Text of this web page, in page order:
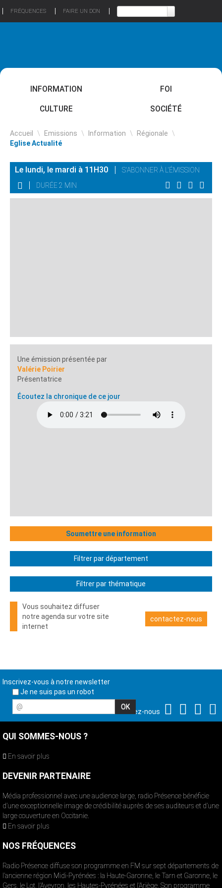
FRÉQUENCES FAIRE UN DON
INFORMATION FOI
CULTURE SOCIÉTÉ
Accueil \ Emissions \ Information \ Régionale \
Eglise Actualité
Le lundi, le mardi à 11H30
S'ABONNER À L'ÉMISSION
DURÉE 2 MIN
Une émission présentée par
Valérie Poirier
Présentatrice
Écoutez la chronique de ce jour
Soumettre une information
Filtrer par département
Filtrer par thématique
Vous souhaitez diffuser
notre agenda sur votre site
internet
contactez-nous
Inscrivez-vous à notre newsletter
Je ne suis pas un robot
@
Suivez-nous
QUI SOMMES-NOUS ?
En savoir plus
DEVENIR PARTENAIRE
Média professionnel avec une audience large, radio Présence bénéficie
d’une exceptionnelle image de crédibilité auprès de ses auditeurs et d’une
large couverture en Occitanie.
En savoir plus
NOS FRÉQUENCES
Radio Présence diffuse son programme en FM sur sept départements de
l’ancienne région Midi-Pyrénées : la Haute-Garonne, le Tarn et Garonne, le
Gers, le Lot, l’Aveyron, les Hautes-Pyrénées et l’Ariège. Son programme